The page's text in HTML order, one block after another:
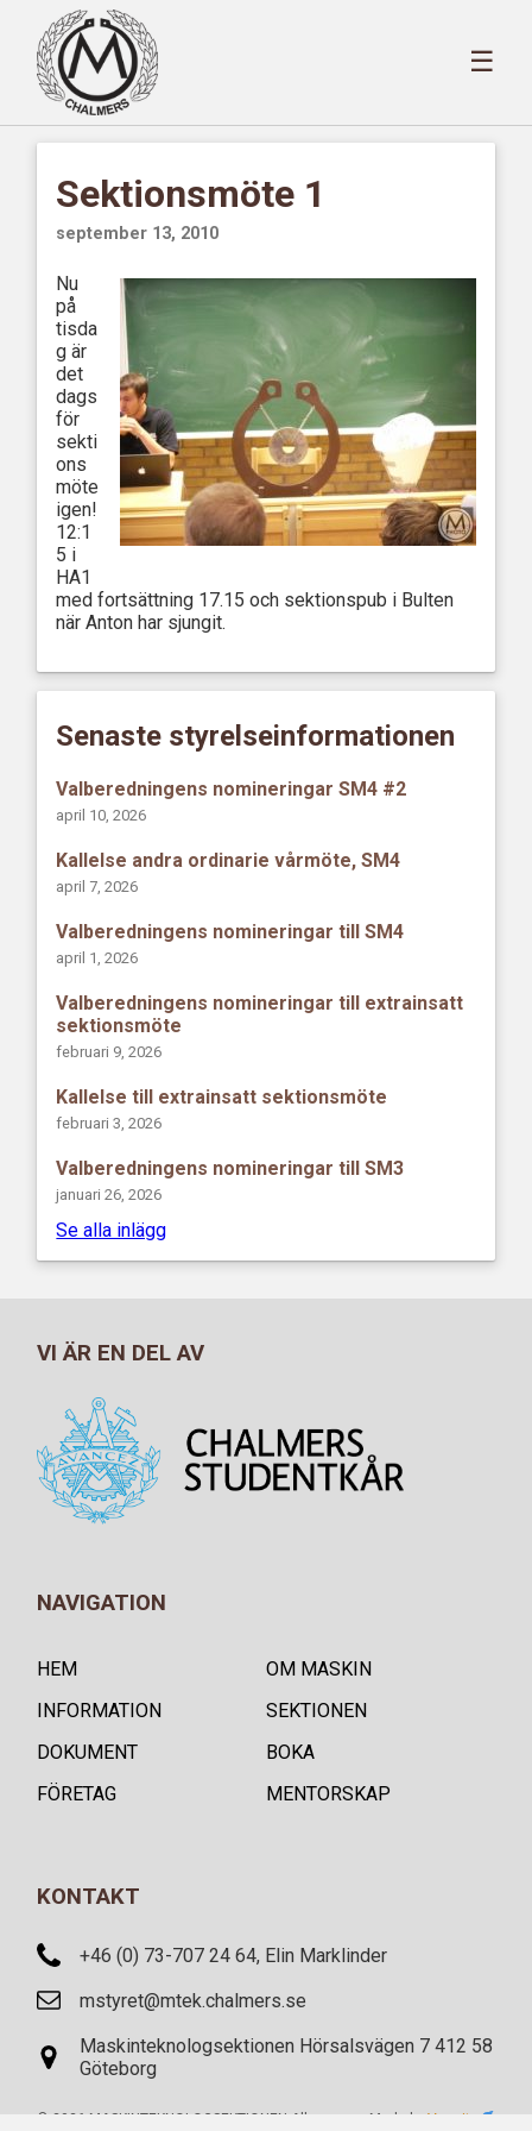
☰
Sektionsmöte 1
september 13, 2010
Nu
på
tisda
g är
det
dags
för
sekti
ons
möte
igen!
12:1
5 i
HA1
med fortsättning 17.15 och sektionspub i Bulten
när Anton har sjungit.
Senaste styrelseinformationen
Valberedningens nomineringar SM4 #2
april 10, 2026
Kallelse andra ordinarie vårmöte, SM4
april 7, 2026
Valberedningens nomineringar till SM4
april 1, 2026
Valberedningens nomineringar till extrainsatt
sektionsmöte
februari 9, 2026
Kallelse till extrainsatt sektionsmöte
februari 3, 2026
Valberedningens nomineringar till SM3
januari 26, 2026
Se alla inlägg
VI ÄR EN DEL AV
NAVIGATION
HEM
OM MASKIN
INFORMATION
SEKTIONEN
DOKUMENT
BOKA
FÖRETAG
MENTORSKAP
KONTAKT
+46 (0) 73-707 24 64, Elin Marklinder
mstyret@mtek.chalmers.se
Maskinteknologsektionen Hörsalsvägen 7 412 58
Göteborg
© 2026 MASKINTEKNOLOGSEKTIONEN All
Made by Vaquita